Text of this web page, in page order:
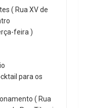
( Rua XV de
feira )
para os
( Rua